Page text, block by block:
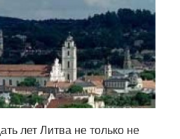
лет Литва не только не